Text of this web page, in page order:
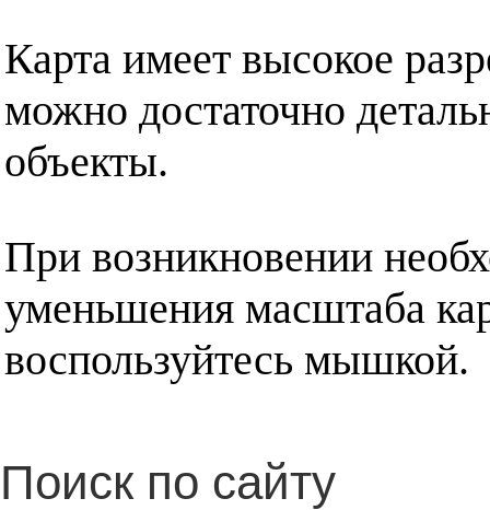
Карта имеет высокое
можно достаточно
объекты.
При возникновении
уменьшения масштаба
воспользуйтесь мышкой.
Поиск по сайту